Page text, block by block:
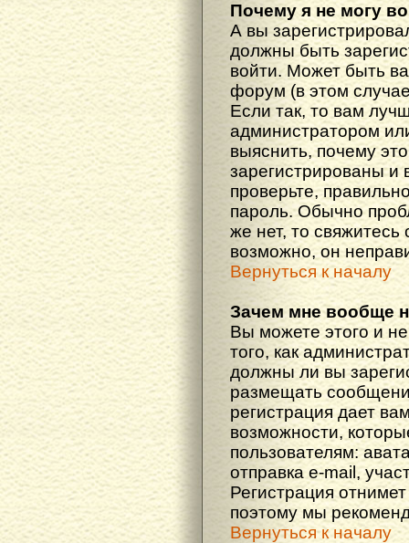
Почему я не могу
А вы
должны быть
войти. Может быть
форум (в этом
Если так, то вам
администратором
выяснить, почему
зарегистрированы и
проверьте,
пароль. Обычно
же нет, то
возможно, он
Вернуться к началу
Зачем мне вообще
Вы можете этого и
того, как
должны ли вы
размещать
регистрация дает
возможности,
пользователям:
отправка e-mail,
Регистрация
поэтому мы
Вернуться к началу